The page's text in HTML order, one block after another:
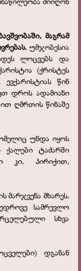
მაგრამ
, უმჯობესია
ლოცვებს და
(ქრისტეს
წინ
დროს ადამიანი
ღმრთის წინაშე
უნდა იყოს
ტაძარში
კი, პირიქით,
მარჯვენა მხარეს,
სამრევლო
სხვა
დგანან